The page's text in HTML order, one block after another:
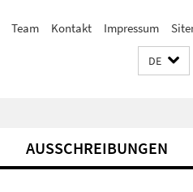
Team Kontakt Impressum
DE
AUSSCHREIBUNGEN